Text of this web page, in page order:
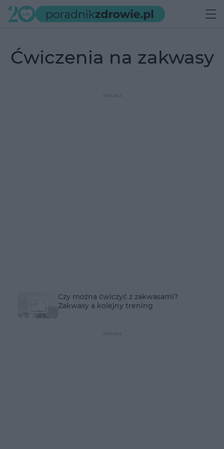
ćwiczenia na zakwasy
Czy można ćwiczyć z zakwasami?
Zakwasy a kolejny trening